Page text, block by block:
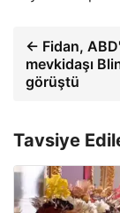
← Fidan,
mevkidaşı
görüştü
Tavsiye